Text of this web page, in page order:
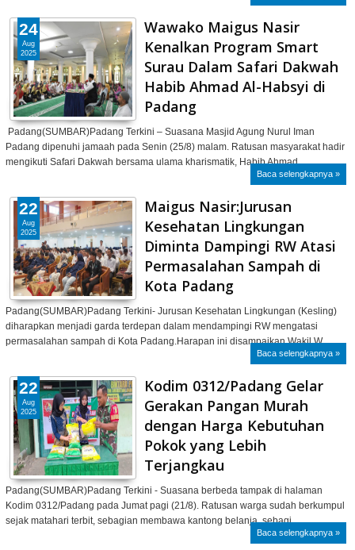
Wawako Maigus Nasir
Kenalkan Program Smart
Surau Dalam Safari Dakwah
Habib Ahmad Al-Habsyi di
Padang
Padang(SUMBAR)Padang Terkini – Suasana Masjid Agung Nurul Iman
Padang dipenuhi jamaah pada Senin (25/8) malam. Ratusan masyarakat hadir
mengikuti Safari Dakwah bersama ulama kharismatik, Habib Ahmad …
Baca selengkapnya »
24
Aug
2025
Maigus Nasir:Jurusan
Kesehatan Lingkungan
Diminta Dampingi RW Atasi
Permasalahan Sampah di
Kota Padang
Padang(SUMBAR)Padang Terkini- Jurusan Kesehatan Lingkungan (Kesling)
diharapkan menjadi garda terdepan dalam mendampingi RW mengatasi
permasalahan sampah di Kota Padang.Harapan ini disampaikan Wakil W…
Baca selengkapnya »
22
Aug
2025
Kodim 0312/Padang Gelar
Gerakan Pangan Murah
dengan Harga Kebutuhan
Pokok yang Lebih
Terjangkau
Padang(SUMBAR)Padang Terkini - Suasana berbeda tampak di halaman
Kodim 0312/Padang pada Jumat pagi (21/8). Ratusan warga sudah berkumpul
sejak matahari terbit, sebagian membawa kantong belanja, sebagi…
Baca selengkapnya »
22
Aug
2025